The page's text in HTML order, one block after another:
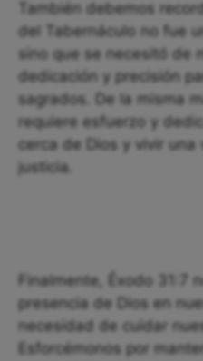
También debemos
del Tabernáculo no fue
sino que se necesitó de
dedicación y precisión
sagrados. De la misma
requiere esfuerzo y
cerca de Dios y vivir
justicia.
Finalmente, Éxodo 31:7
presencia de Dios en
necesidad de cuidar
Esforcémonos por